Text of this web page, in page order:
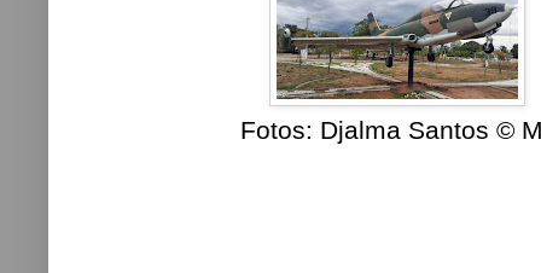
Fotos: Djalma Santos ©